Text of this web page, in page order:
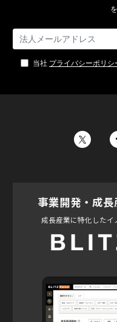
当社 プライバシーポリシ
事業開発・成
成長産業に特化した